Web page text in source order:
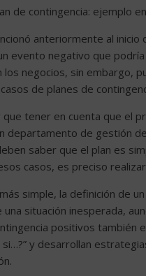
de contingencia: ejemplo
anteriormente al
evento negativo que
los negocios, sin embargo,
de planes de
que tener en cuenta que el
departamento de gestión
saber que el plan es
casos, es preciso
simple, la definición de
una situación inesperada,
positivos también
si…?” y desarrollan